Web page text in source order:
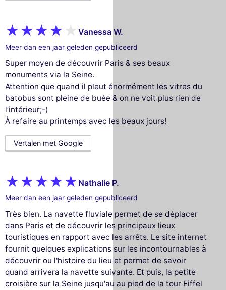
Vanessa W.
Meer dan een jaar geleden gepubliceerd
Super moyen de découvrir Paris & ses beaux
monuments via la Seine.
Attention que quand il pleut énormément les vitres du
batobus sont pleine de buée & on ne voit plus rien de
l’intérieur;-)
À refaire au printemps avec les beaux jours!
Vertalen met Google
Nathalie P.
Meer dan een jaar geleden gepubliceerd
Très bien. La navette fluviale permet de se déplacer
dans Paris et de découvrir les principaux lieux
touristiques en rapport avec les arrêts. Le site internet
fournit quelques explications sur les incontournables à
découvrir ou l'histoire du lieu et permet de savoir
quand arrivera la navette suivante. Et puis, la petite
croisière sur la Seine jusqu'au au pied de la tour Eiffel